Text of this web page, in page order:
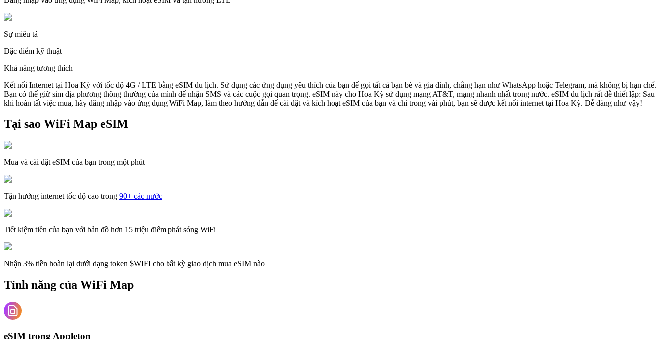
Sự miêu tả
Đặc điểm kỹ thuật
Khả năng tương thích
Kết nối Internet tại Hoa Kỳ với tốc độ 4G / LTE bằng eSIM du lịch. Sử dụng các ứng dụng yêu thích của bạn để gọi tất cả bạn bè và gia đình, chẳng hạn như WhatsApp hoặc Telegram, mà không bị hạn chế.
Bạn có thể giữ sim địa phương thông thường của mình để nhận SMS và các cuộc gọi quan trọng. eSIM này cho Hoa Kỳ sử dụng mạng AT&T, mạng nhanh nhất trong nước. eSIM du lịch rất dễ thiết lập: Sau
khi hoàn tất việc mua, hãy đăng nhập vào ứng dụng WiFi Map, làm theo hướng dẫn để cài đặt và kích hoạt eSIM của bạn và chỉ trong vài phút, bạn sẽ được kết nối internet tại Hoa Kỳ. Dễ dàng như vậy!
Tại sao WiFi Map eSIM
Mua và cài đặt eSIM của bạn trong một phút
Tận hưởng internet tốc độ cao trong 90+ các nước
Tiết kiệm tiền của bạn với bản đồ hơn 15 triệu điểm phát sóng WiFi
Nhận 3% tiền hoàn lại dưới dạng token $WIFI cho bất kỳ giao dịch mua eSIM nào
Tính năng của WiFi Map
eSIM trong Appleton